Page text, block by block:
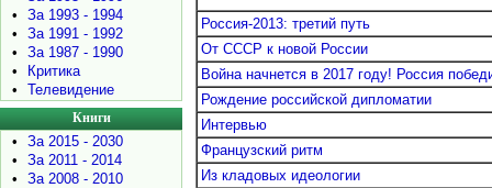
•
За 1993 - 1994
•
За 1991 - 1992
•
За 1987 - 1990
•
Критика
•
Телевидение
Книги
•
За 2015 - 2030
•
За 2011 - 2014
•
За 2008 - 2010
Россия-2013: третий путь
От СССР к новой России
Война начнется в 2017 году! Россия
Рождение российской дипломатии
Интервью
Французский ритм
Из кладовых идеологии